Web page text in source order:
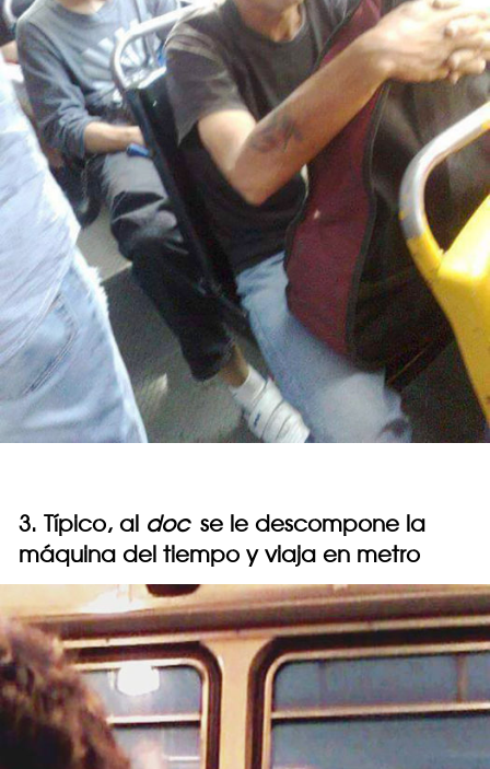
3. Típico, al doc se le descompone la
máquina del tiempo y viaja en metro